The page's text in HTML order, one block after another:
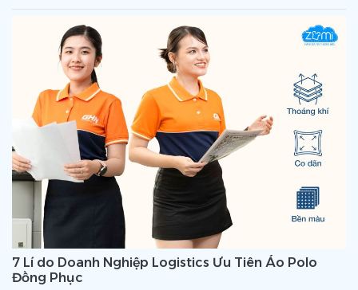
7 Lí do Doanh Nghiệp Logistics Ưu Tiên Áo Polo
Đồng Phục